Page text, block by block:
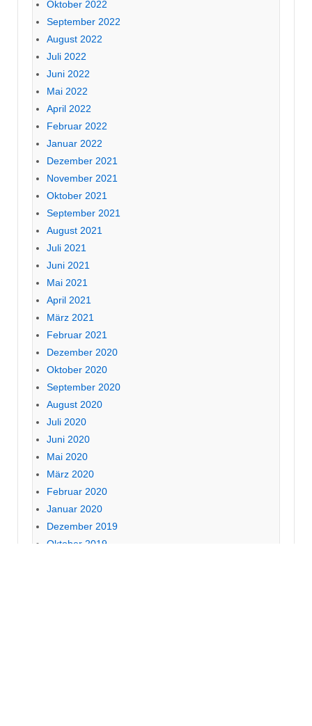
Oktober 2022
September 2022
August 2022
Juli 2022
Juni 2022
Mai 2022
April 2022
Februar 2022
Januar 2022
Dezember 2021
November 2021
Oktober 2021
September 2021
August 2021
Juli 2021
Juni 2021
Mai 2021
April 2021
März 2021
Februar 2021
Dezember 2020
Oktober 2020
September 2020
August 2020
Juli 2020
Juni 2020
Mai 2020
März 2020
Februar 2020
Januar 2020
Dezember 2019
Oktober 2019